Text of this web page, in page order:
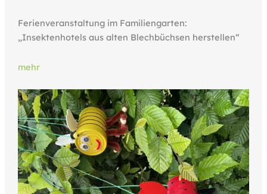
Ferienveranstaltung im Familiengarten:
„Insektenhotels aus alten Blechbüchsen herstellen“
mehr